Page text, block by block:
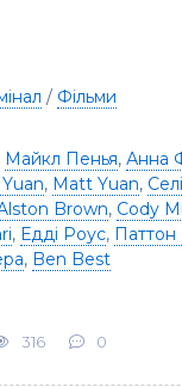
/ Фільми
Майкл Пенья, Анна
, Matt Yuan,
Brown, Cody
, Едді Роус, Паттон
, Ben Best
316 0